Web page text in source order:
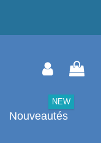
Nouveautés
NEW